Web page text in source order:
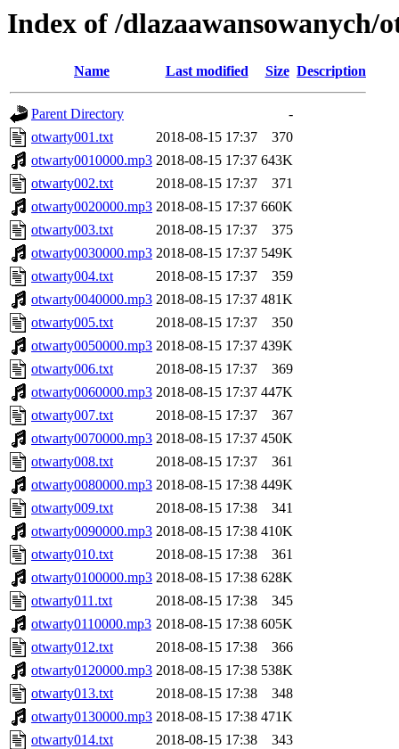
Index of /dlazaawansowanych/
Name Last modified Size Description
Parent Directory
-
otwarty001.txt
2018-08-15 17:37
370
otwarty0010000.mp3 2018-08-15 17:37 643K
otwarty002.txt
2018-08-15 17:37
371
otwarty0020000.mp3 2018-08-15 17:37 660K
otwarty003.txt
2018-08-15 17:37
375
otwarty0030000.mp3 2018-08-15 17:37 549K
otwarty004.txt
2018-08-15 17:37
359
otwarty0040000.mp3 2018-08-15 17:37 481K
otwarty005.txt
2018-08-15 17:37
350
otwarty0050000.mp3 2018-08-15 17:37 439K
otwarty006.txt
2018-08-15 17:37
369
otwarty0060000.mp3 2018-08-15 17:37 447K
otwarty007.txt
2018-08-15 17:37
367
otwarty0070000.mp3 2018-08-15 17:37 450K
otwarty008.txt
2018-08-15 17:37
361
otwarty0080000.mp3 2018-08-15 17:38 449K
otwarty009.txt
2018-08-15 17:38
341
otwarty0090000.mp3 2018-08-15 17:38 410K
otwarty010.txt
2018-08-15 17:38
361
otwarty0100000.mp3 2018-08-15 17:38 628K
otwarty011.txt
2018-08-15 17:38
345
otwarty0110000.mp3 2018-08-15 17:38 605K
otwarty012.txt
2018-08-15 17:38
366
otwarty0120000.mp3 2018-08-15 17:38 538K
otwarty013.txt
2018-08-15 17:38
348
otwarty0130000.mp3 2018-08-15 17:38 471K
otwarty014.txt
2018-08-15 17:38
343